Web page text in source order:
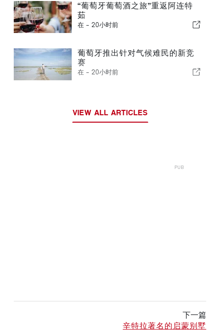
“葡萄牙葡萄酒之旅”重返阿连特
茹
在 - 20小时前
葡萄牙推出针对气候难民的新竞
赛
在 - 20小时前
VIEW ALL ARTICLES
下一篇
辛特拉著名的启蒙别墅